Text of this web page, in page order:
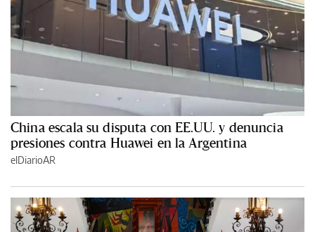
China escala su disputa con EE.UU. y denuncia
presiones contra Huawei en la Argentina
elDiarioAR